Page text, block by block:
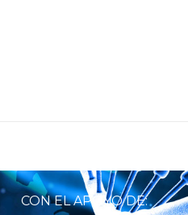
CON EL APOYO DE: